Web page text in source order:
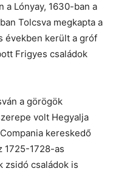
a Lónyay, 1630-ban a
Tolcsva megkapta a
években került a gróf
Frigyes családok
a görögök
volt Hegyalja
kereskedő
1725-1728-as
zsidó családok is